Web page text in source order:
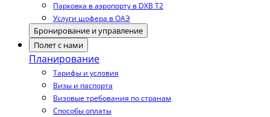
Парковка в аэропорту в DXB T2
Услуги шофера в ОАЭ
Бронирование и управление
Полет с нами
Планирование
Тарифы и условия
Визы и паспорта
Визовые требования по странам
Способы оплаты